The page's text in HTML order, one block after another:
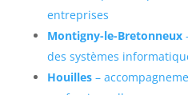
entreprises
Montigny-le-Bretonneux
des systèmes
Houilles –